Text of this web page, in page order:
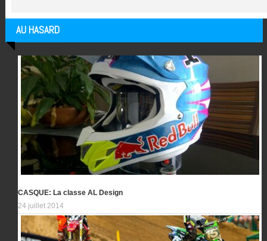
AU HASARD
Articles au hasard
CASQUE: La classe AL Design
24 juillet 2014